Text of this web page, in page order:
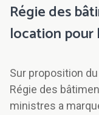
Régie des
location pour
Sur proposition
Régie des
ministres a